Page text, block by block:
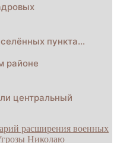
пункта…
районе
центральный
расширения военных
Николаю